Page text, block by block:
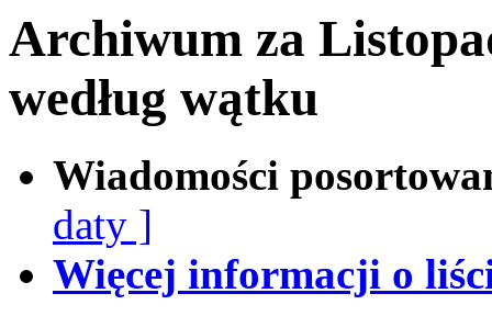
Archiwum za
według wątku
Wiadomości
daty ]
Więcej informacji o